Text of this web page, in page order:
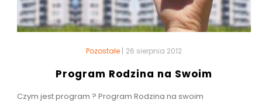
Pozostałe| 26 sierpnia 2012
Program Rodzina na Swoim
Czym jest program ? Program Rodzina na swoim